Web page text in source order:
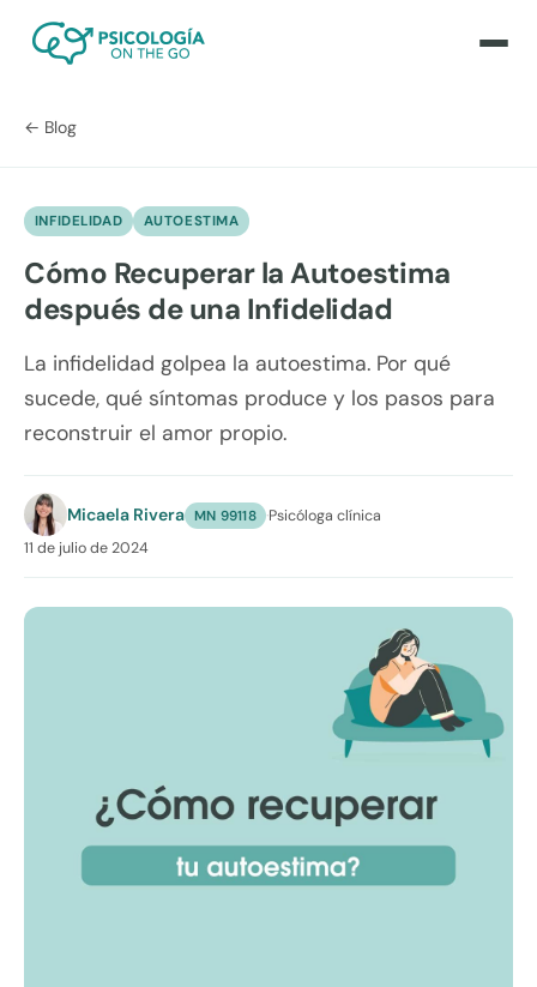
← Blog
INFIDELIDAD AUTOESTIMA
Cómo Recuperar la Autoestima
después de una Infidelidad
La infidelidad golpea la autoestima. Por qué
sucede, qué síntomas produce y los pasos para
reconstruir el amor propio.
Micaela Rivera MN 99118 ·Psicóloga clínica
11 de julio de 2024